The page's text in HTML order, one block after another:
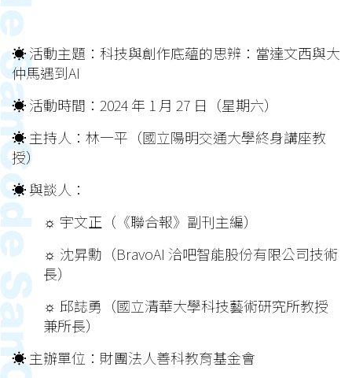
☀︎ 活動主題：科技與創作底蘊的思辨：當達文西與大
仲馬遇到AI
☀︎ 活動時間：2024 年 1 月 27 日（星期六）
☀︎ 主持人：林一平（國立陽明交通大學終身講座教
授）
☀︎ 與談人：
☼ 宇文正（《聯合報》副刊主編）
☼ 沈昇勳（BravoAI 洽吧智能股份有限公司技術
長）
☼ 邱誌勇（國立清華大學科技藝術研究所教授
兼所長）
☀︎ 主辦單位：財團法人善科教育基金會